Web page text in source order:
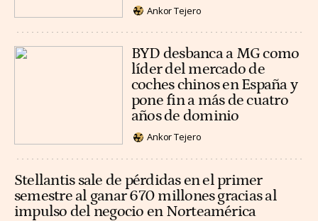
Ankor Tejero
BYD desbanca a MG como
líder del mercado de
coches chinos en España y
pone fin a más de cuatro
años de dominio
Ankor Tejero
Stellantis sale de pérdidas en el primer
semestre al ganar 670 millones gracias al
impulso del negocio en Norteamérica